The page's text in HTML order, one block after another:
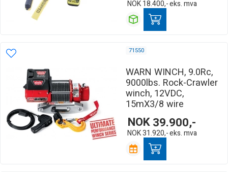
NOK 18.400,-eks. mva
71550
WARN WINCH, 9.0Rc,
9000lbs. Rock-Crawler
winch, 12VDC,
15mX3/8 wire
NOK39.900,-
NOK31.920,-eks. mva